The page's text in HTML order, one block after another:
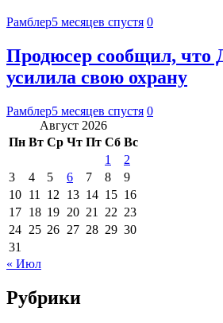
Рамблер5 месяцев спустя 0
Продюсер сообщил, что
усилила свою охрану
Рамблер5 месяцев спустя 0
Август 2026
Пн Вт Ср Чт Пт Сб Вс
1
2
3
4 5 6 7 8
9
10 11 12 13 14 15 16
17 18 19 20 21 22 23
24 25 26 27 28 29 30
31
« Июл
Рубрики